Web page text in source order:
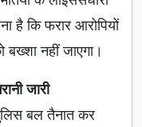
है कि फरार आरोपियों
बख्शा नहीं जाएगा।
जारी
बल तैनात कर